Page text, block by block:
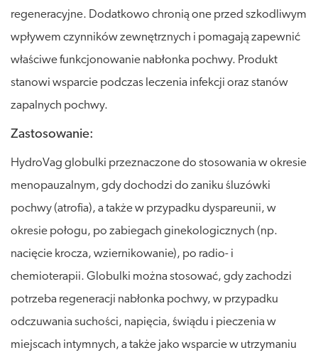
regeneracyjne. Dodatkowo chronią one przed szkodliwym
wpływem czynników zewnętrznych i pomagają zapewnić
właściwe funkcjonowanie nabłonka pochwy. Produkt
stanowi wsparcie podczas leczenia infekcji oraz stanów
zapalnych pochwy.
Zastosowanie:
HydroVag globulki przeznaczone do stosowania w okresie
menopauzalnym, gdy dochodzi do zaniku śluzówki
pochwy (atrofia), a także w przypadku dyspareunii, w
okresie połogu, po zabiegach ginekologicznych (np.
nacięcie krocza, wziernikowanie), po radio- i
chemioterapii. Globulki można stosować, gdy zachodzi
potrzeba regeneracji nabłonka pochwy, w przypadku
odczuwania suchości, napięcia, świądu i pieczenia w
miejscach intymnych, a także jako wsparcie w utrzymaniu